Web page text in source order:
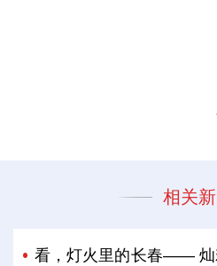
相关
看，灯火里的长春—— 灿